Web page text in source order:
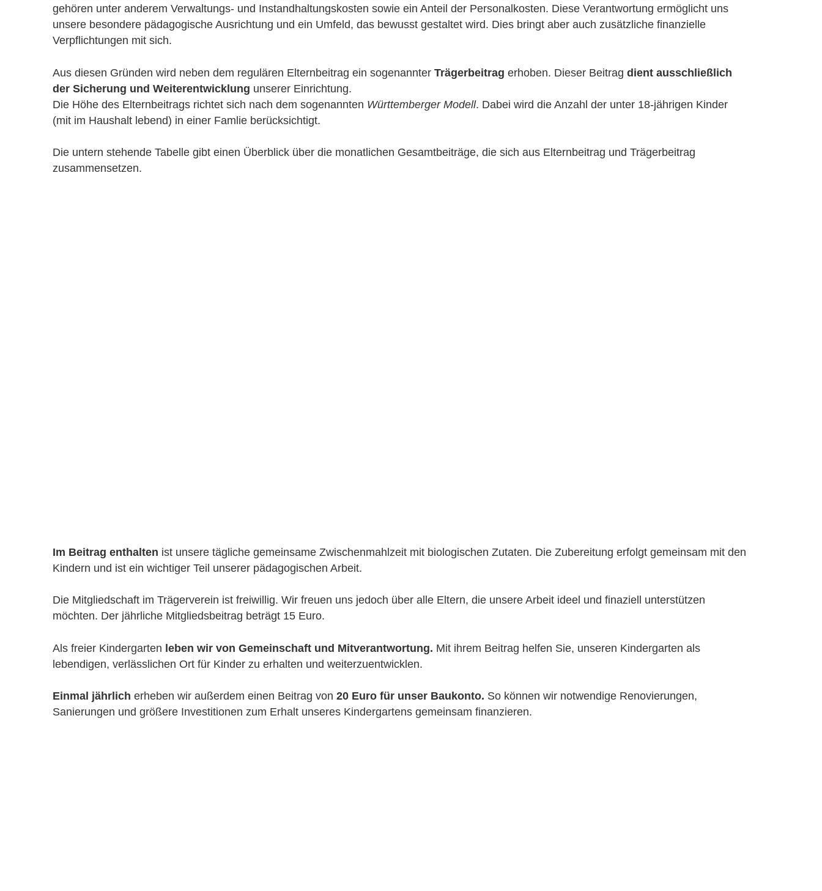
gehören unter anderem Verwaltungs- und Instandhaltungskosten sowie ein Anteil der Personalkosten. Diese Verantwortung ermöglicht uns
unsere besondere pädagogische Ausrichtung und ein Umfeld, das bewusst gestaltet wird. Dies bringt aber auch zusätzliche finanzielle
Verpflichtungen mit sich.
Aus diesen Gründen wird neben dem regulären Elternbeitrag ein sogenannter Trägerbeitrag erhoben. Dieser Beitrag dient ausschließlich
der Sicherung und Weiterentwicklung unserer Einrichtung.
Die Höhe des Elternbeitrags richtet sich nach dem sogenannten Württemberger Modell. Dabei wird die Anzahl der unter 18-jährigen Kinder
(mit im Haushalt lebend) in einer Famlie berücksichtigt.
Die untern stehende Tabelle gibt einen Überblick über die monatlichen Gesamtbeiträge, die sich aus Elternbeitrag und Trägerbeitrag
zusammensetzen.
Im Beitrag enthalten ist unsere tägliche gemeinsame Zwischenmahlzeit mit biologischen Zutaten. Die Zubereitung erfolgt gemeinsam mit den
Kindern und ist ein wichtiger Teil unserer pädagogischen Arbeit.
Die Mitgliedschaft im Trägerverein ist freiwillig. Wir freuen uns jedoch über alle Eltern, die unsere Arbeit ideel und finaziell unterstützen
möchten. Der jährliche Mitgliedsbeitrag beträgt 15 Euro.
Als freier Kindergarten leben wir von Gemeinschaft und Mitverantwortung. Mit ihrem Beitrag helfen Sie, unseren Kindergarten als
lebendigen, verlässlichen Ort für Kinder zu erhalten und weiterzuentwicklen.
Einmal jährlich erheben wir außerdem einen Beitrag von 20 Euro für unser Baukonto. So können wir notwendige Renovierungen,
Sanierungen und größere Investitionen zum Erhalt unseres Kindergartens gemeinsam finanzieren.